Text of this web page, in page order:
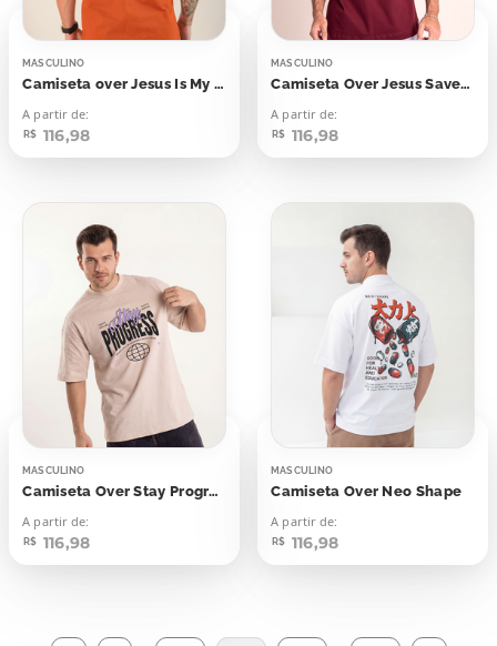
MASCULINO
Camiseta over Jesus Is My Hope
A partir de:
R$ 116,98
MASCULINO
Camiseta Over Jesus Saves Me
A partir de:
R$ 116,98
MASCULINO
Camiseta Over Stay Progress
A partir de:
R$ 116,98
MASCULINO
Camiseta Over Neo Shape
A partir de:
R$ 116,98